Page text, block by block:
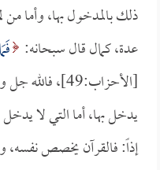
ذلك بالمدخول بها، وأما من
عدة، كمال قال سبحانه:
[الأحزاب:49]،
يدخل بها، أما التي لا
إذاً: فالقرآن يخصص نفسه،